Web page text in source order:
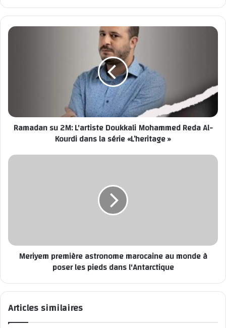
te ok
Ramadan su 2M: L'artiste Doukkali Mohammed Reda Al-
Kourdi dans la série «L’heritage »
Meriyem première astronome marocaine au monde à
poser les pieds dans l'Antarctique
Articles similaires